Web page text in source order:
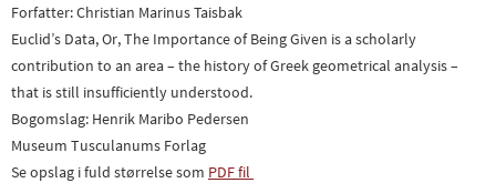
Forfatter: Christian Marinus Taisbak
Euclid’s Data, Or, The Importance of Being Given is a scholarly
contribution to an area – the history of Greek geometrical analysis –
that is still insufficiently understood.
Bogomslag: Henrik Maribo Pedersen
Museum Tusculanums Forlag
Se opslag i fuld størrelse som PDF fil